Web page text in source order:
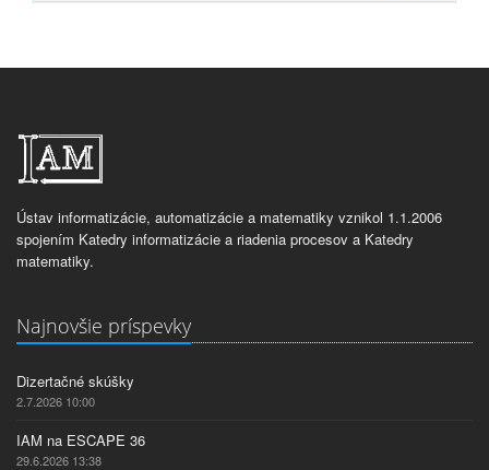
Ústav informatizácie, automatizácie a matematiky vznikol 1.1.2006
spojením Katedry informatizácie a riadenia procesov a Katedry
matematiky.
Najnovšie príspevky
Dizertačné skúšky
2.7.2026 10:00
IAM na ESCAPE 36
29.6.2026 13:38